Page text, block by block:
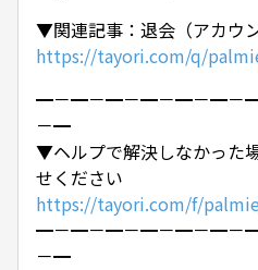
▼関連記事：退会（アカウ
https://tayori.com/q/
━－━－━－━－━－━－
－━
▼ヘルプで解決しなかった
せください
https://tayori.com/f/
━－━－━－━－━－━－
－━